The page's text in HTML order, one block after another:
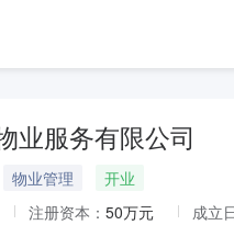
业服务有限公司
物业管理
开业
注册资本： 50万元 成立